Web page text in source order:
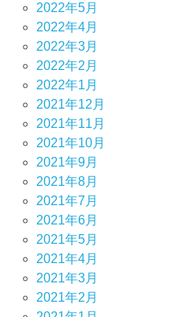
2022年5月
2022年4月
2022年3月
2022年2月
2022年1月
2021年12月
2021年11月
2021年10月
2021年9月
2021年8月
2021年7月
2021年6月
2021年5月
2021年4月
2021年3月
2021年2月